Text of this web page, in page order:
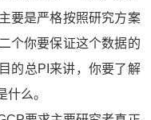
要是严格按照研究方案
个你要保证这个数据的
的总PI来讲，你要了解
么。